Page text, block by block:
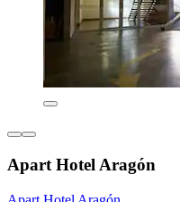
Apart Hotel Aragón